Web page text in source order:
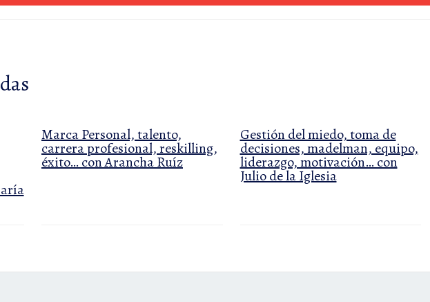
Marca Personal, talento,
carrera profesional, reskilling,
éxito… con Arancha Ruíz
Gestión del miedo, toma de
decisiones, madelman, equipo,
liderazgo, motivación… con
Julio de la Iglesia